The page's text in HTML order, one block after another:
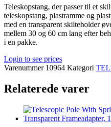
Teleskopstang, der passer til et
teleskopstang, plastramme og
med en transparent skilteholder
mellem 30 og 60 cm lang efter
i en pakke.
Login to see prices
Varenummer 10964 Kategori
Relaterede varer